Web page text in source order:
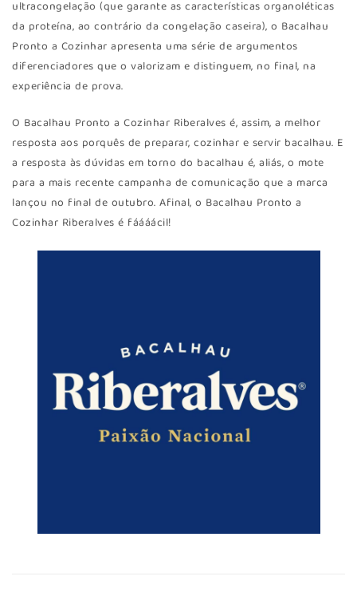
ultracongelação (que garante as características organoléticas
da proteína, ao contrário da congelação caseira), o Bacalhau
Pronto a Cozinhar apresenta uma série de argumentos
diferenciadores que o valorizam e distinguem, no final, na
experiência de prova.
O Bacalhau Pronto a Cozinhar Riberalves é, assim, a melhor
resposta aos porquês de preparar, cozinhar e servir bacalhau. E
a resposta às dúvidas em torno do bacalhau é, aliás, o mote
para a mais recente campanha de comunicação que a marca
lançou no final de outubro. Afinal, o Bacalhau Pronto a
Cozinhar Riberalves é fáááácil!